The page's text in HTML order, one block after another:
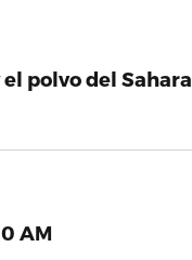
polvo del Sahara
AM